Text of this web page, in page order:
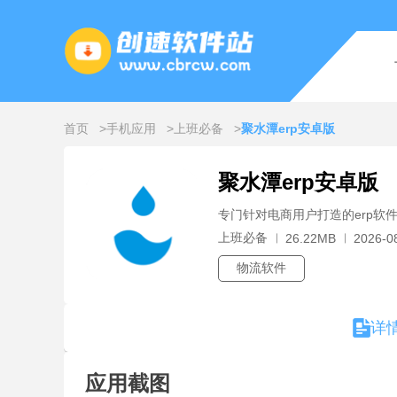
首页 手机应用 上班必备 聚水潭erp安卓版
聚水潭erp安卓版
专门针对电商用户打造的erp软件
上班必备
26.22MB 2026-
物流软件
详
应用截图